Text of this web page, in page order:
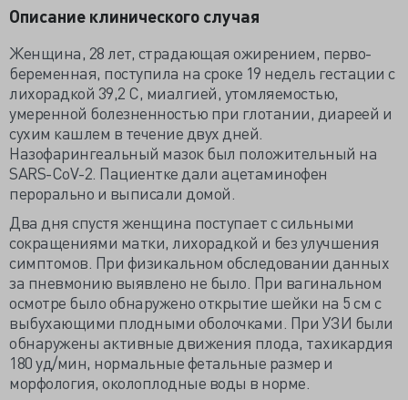
Описание клинического случая
Женщина, 28 лет, страдающая ожирением, перво-
беременная, поступила на сроке 19 недель гестации с
лихорадкой 39,2 С, миалгией, утомляемостью,
умеренной болезненностью при глотании, диареей и
сухим кашлем в течение двух дней.
Назофарингеальный мазок был положительный на
SARS-CoV-2. Пациентке дали ацетаминофен
перорально и выписали домой.
Два дня спустя женщина поступает с сильными
сокращениями матки, лихорадкой и без улучшения
симптомов. При физикальном обследовании данных
за пневмонию выявлено не было. При вагинальном
осмотре было обнаружено открытие шейки на 5 см с
выбухающими плодными оболочками. При УЗИ были
обнаружены активные движения плода, тахикардия
180 уд/мин, нормальные фетальные размер и
морфология, околоплодные воды в норме.